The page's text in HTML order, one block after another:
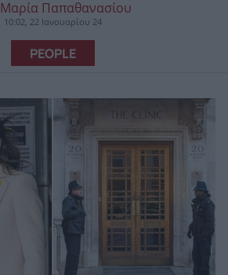
Μαρία Παπαθανασίου
10:02, 22 Ιανουαρίου 24
PEOPLE